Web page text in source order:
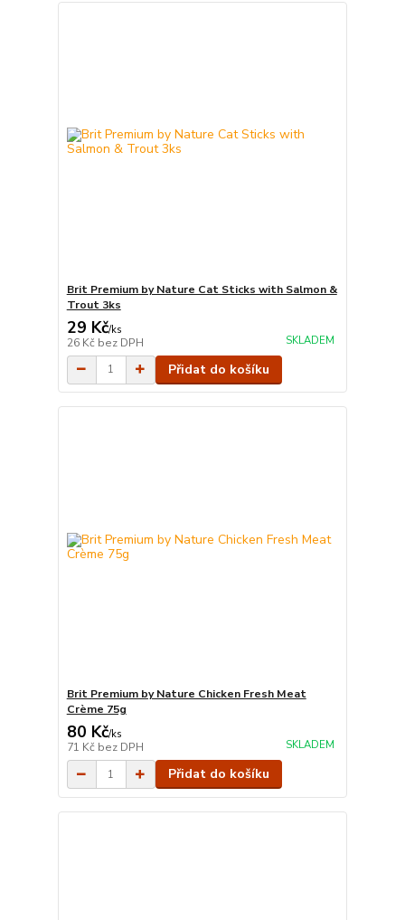
Brit Premium by Nature Cat Sticks with Salmon &
Trout 3ks
29 Kč/ks
26 Kč bez DPH SKLADEM
Přidat do košíku
Brit Premium by Nature Chicken Fresh Meat
Crème 75g
80 Kč/ks
71 Kč bez DPH SKLADEM
Přidat do košíku